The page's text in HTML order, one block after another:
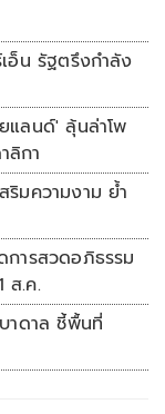
ำลัง
แลนด์' ลุ้นล่าโพ
ลิกา
ริมความงาม ย้ำ
การสวดอภิธรรม
ส.ค.
าดาล ชี้พื้นที่